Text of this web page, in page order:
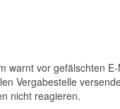
warnt vor gefälschten
Vergabestelle
nicht reagieren.